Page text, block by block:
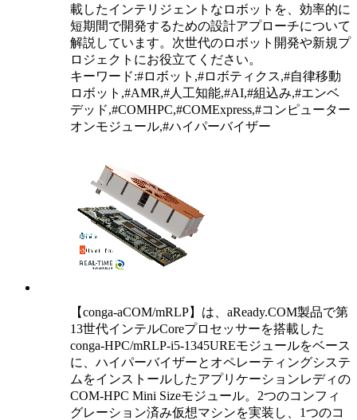
載したインテリジェントなロボットを、効率的に
短期間で開発するための設計アプローチについて
解説しています。次世代のロボット開発や新規プ
ロジェクトにお役立てください。
キーワード:#ロボット,#ロボティクス,#自律移動
ロボット,#AMR,#人工知能,#AI,#組込み,#エンベ
デッド,#COMHPC,#COMExpress,#コンピューター
オンモジュール,#ハイパーバイザー
【conga-aCOM/mRLP】は、aReady.COM製品で第
13世代インテルCoreプロセッサーを搭載した
conga-HPC/mRLP-i5-1345UREモジュールをベース
に、ハイパーバイザーとオペレーティングシステ
ムをインストールしたアプリケーションレディの
COM-HPC Mini Sizeモジュール。2つのコンフィ
グレーション済み仮想マシンを実装し、1つのコ